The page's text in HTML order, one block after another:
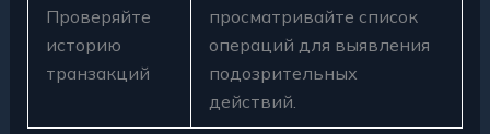
Проверяйте
историю
транзакций
просматривайте список
операций для выявления
подозрительных
действий.